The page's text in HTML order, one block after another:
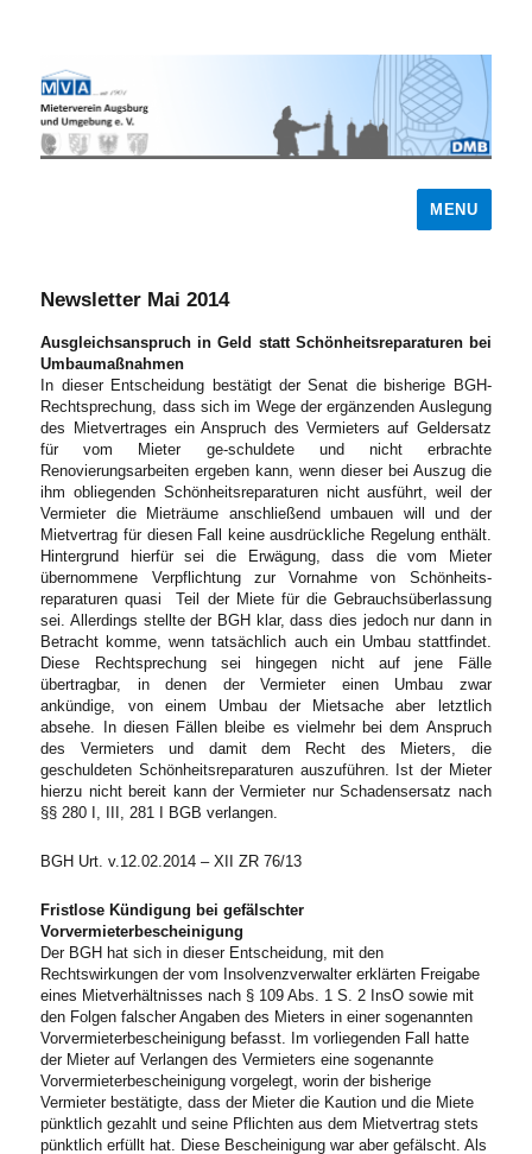
MENU
Newsletter Mai 2014
Ausgleichsanspruch in Geld statt Schönheitsreparaturen bei
Umbaumaßnahmen
In dieser Entscheidung bestätigt der Senat die bisherige BGH-
Rechtsprechung, dass sich im Wege der ergänzenden Auslegung
des Mietvertrages ein Anspruch des Vermieters auf Geldersatz
für vom Mieter ge-schuldete und nicht erbrachte
Renovierungsarbeiten ergeben kann, wenn dieser bei Auszug die
ihm obliegenden Schönheitsreparaturen nicht ausführt, weil der
Vermieter die Mieträume anschließend umbauen will und der
Mietvertrag für diesen Fall keine ausdrückliche Regelung enthält.
Hintergrund hierfür sei die Erwägung, dass die vom Mieter
übernommene Verpflichtung zur Vornahme von Schönheits-
reparaturen quasi Teil der Miete für die Gebrauchsüberlassung
sei. Allerdings stellte der BGH klar, dass dies jedoch nur dann in
Betracht komme, wenn tatsächlich auch ein Umbau stattfindet.
Diese Rechtsprechung sei hingegen nicht auf jene Fälle
übertragbar, in denen der Vermieter einen Umbau zwar
ankündige, von einem Umbau der Mietsache aber letztlich
absehe. In diesen Fällen bleibe es vielmehr bei dem Anspruch
des Vermieters und damit dem Recht des Mieters, die
geschuldeten Schönheitsreparaturen auszuführen. Ist der Mieter
hierzu nicht bereit kann der Vermieter nur Schadensersatz nach
§§ 280 I, III, 281 I BGB verlangen.
BGH Urt. v.12.02.2014 – XII ZR 76/13
Fristlose Kündigung bei gefälschter
Vorvermieterbescheinigung
Der BGH hat sich in dieser Entscheidung, mit den
Rechtswirkungen der vom Insolvenzverwalter erklärten Freigabe
eines Mietverhältnisses nach § 109 Abs. 1 S. 2 InsO sowie mit
den Folgen falscher Angaben des Mieters in einer sogenannten
Vorvermieterbescheinigung befasst. Im vorliegenden Fall hatte
der Mieter auf Verlangen des Vermieters eine sogenannte
Vorvermieterbescheinigung vorgelegt, worin der bisherige
Vermieter bestätigte, dass der Mieter die Kaution und die Miete
pünktlich gezahlt und seine Pflichten aus dem Mietvertrag stets
pünktlich erfüllt hat. Diese Bescheinigung war aber gefälscht. Als